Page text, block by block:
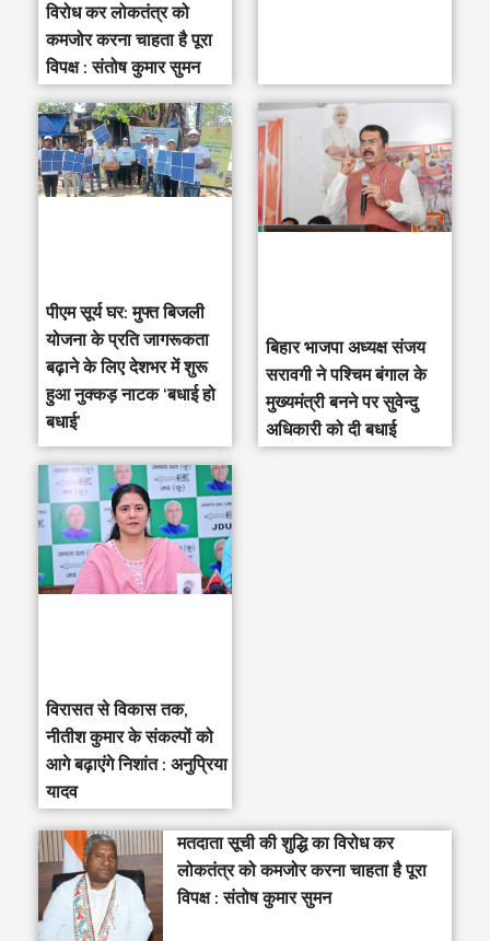
विरोध कर लोकतंत्र को
कमजोर करना चाहता है पूरा
विपक्ष : संतोष कुमार सुमन
पीएम सूर्य घर: मुफ्त बिजली
योजना के प्रति जागरूकता
बढ़ाने के लिए देशभर में शुरू
हुआ नुक्कड़ नाटक ‘बधाई हो
बधाई’
‎बिहार भाजपा अध्यक्ष संजय
सरावगी ने पश्चिम बंगाल के
मुख्यमंत्री बनने पर सुवेन्दु
अधिकारी को दी बधाई
विरासत से विकास तक,
नीतीश कुमार के संकल्पों को
आगे बढ़ाएंगे निशांत : अनुप्रिया
यादव
मतदाता सूची की शुद्धि का विरोध कर
लोकतंत्र को कमजोर करना चाहता है पूरा
विपक्ष : संतोष कुमार सुमन